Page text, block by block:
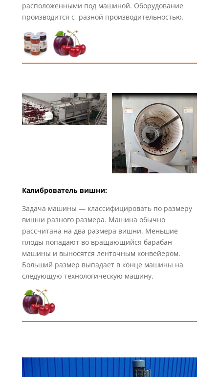
расположенными под машиной. Оборудование
производится с разной производительностью.
Калиброватель вишни:
Задача машины — классифицировать по размеру
вишни разного размера. Машина обычно
рассчитана на два размера вишни. Меньшие
плоды попадают во вращающийся барабан
машины и выносятся ленточным конвейером.
Больший размер выпадает в конце машины на
следующую технологическую машину.